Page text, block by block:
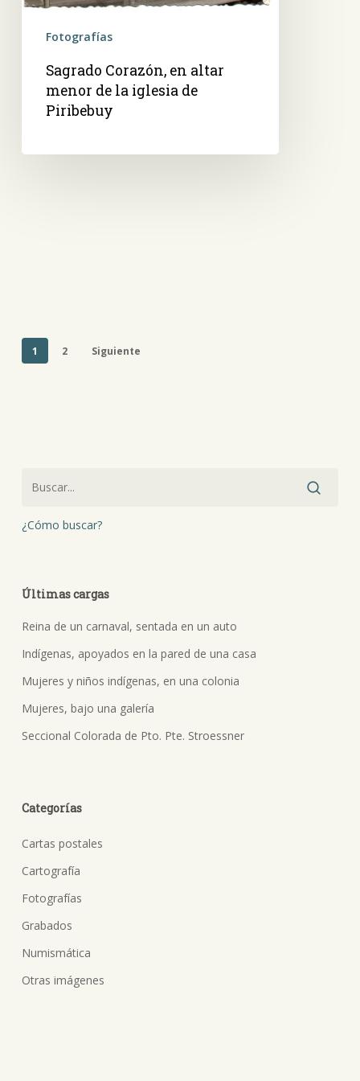
Fotografías
Sagrado Corazón, en altar
menor de la iglesia de
Piribebuy
1 2 Siguiente
¿Cómo buscar?
Últimas cargas
Reina de un carnaval, sentada en un auto
Indígenas, apoyados en la pared de una casa
Mujeres y niños indígenas, en una colonia
Mujeres, bajo una galería
Seccional Colorada de Pto. Pte. Stroessner
Categorías
Cartas postales
Cartografía
Fotografías
Grabados
Numismática
Otras imágenes